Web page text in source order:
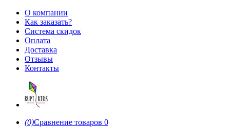
О компании
Как заказать?
Система скидок
Оплата
Доставка
Отзывы
Контакты
(0)Сравнение товаров 0